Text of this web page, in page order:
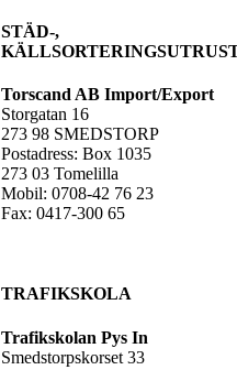
STÄD-,
Torscand AB Import/Export
Storgatan 16
273 98 SMEDSTORP
Postadress: Box 1035
273 03 Tomelilla
Mobil: 0708-42 76 23
Fax: 0417-300 65
TRAFIKSKOLA
Trafikskolan Pys In
Smedstorpskorset 33